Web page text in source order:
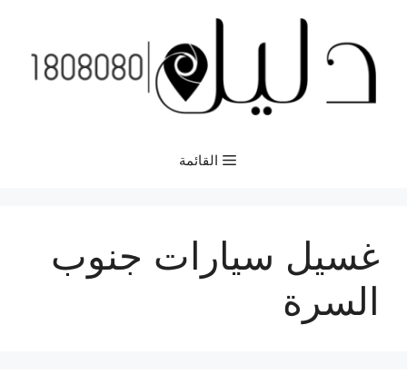
المحتوى
القائمة
غسيل سيارات جنوب
السرة